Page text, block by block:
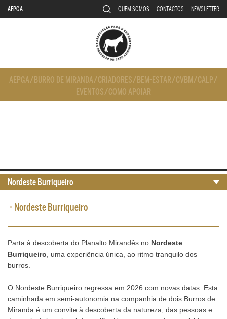
AEPGA QUEM SOMOS CONTACTOS NEWSLETTER
AEPGA/ BURRO DE MIRANDA/CRIADORES/ BEM-ESTAR/CVBM/CALP/
EVENTOS/COMO APOIAR
• Nordeste Burriqueiro
Parta à descoberta do Planalto Mirandês no Nordeste
Burriqueiro , uma experiência única, ao ritmo tranquilo dos
burros.
O Nordeste Burriqueiro regressa em 2026 com novas datas. Esta
caminhada em semi-autonomia na companhia de dois Burros de
Miranda é um convite à descoberta da natureza, das pessoas e
Nordeste Burriqueiro